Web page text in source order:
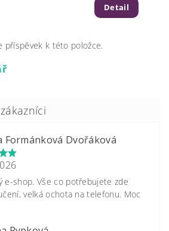
Detail
příspěvek k této položce.
Formánková Dvořáková
e-shop. Vše co potřebujete zde
velká ochota na telefonu. Moc